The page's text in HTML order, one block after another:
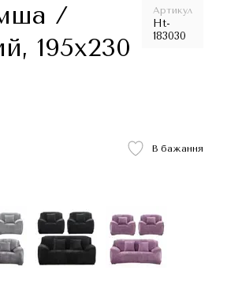
/
195x230
Артикул
Ht-
183030
В бажання